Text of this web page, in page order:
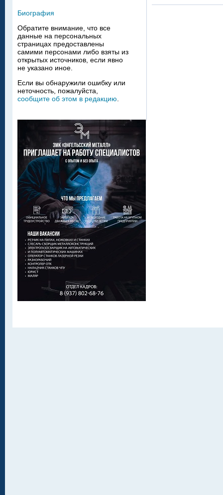
Биография
Обратите внимание, что все
данные на персональных
страницах предоставлены
самими персонами либо взяты из
открытых источников, если явно
не указано иное.
Если вы обнаружили ошибку или
неточность, пожалуйста,
сообщите об этом в редакцию